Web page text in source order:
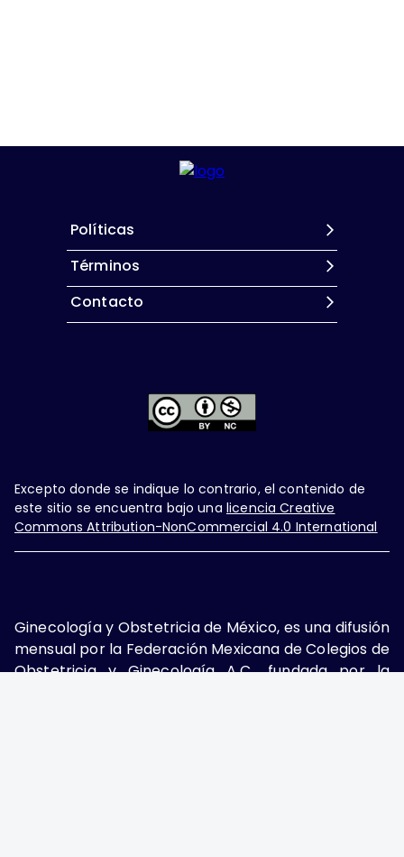
Políticas
Términos
Contacto
Excepto donde se indique lo contrario, el contenido de
este sitio se encuentra bajo una licencia Creative
Commons Attribution-NonCommercial 4.0 International
Ginecología y Obstetricia de México, es una difusión
mensual por la Federación Mexicana de Colegios de
Obstetricia y Ginecología A.C., fundada por la